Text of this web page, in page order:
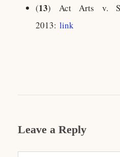
(13) Act Arts v.
2013: link
Leave a Reply